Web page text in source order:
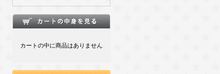
カートの中に商品はありません